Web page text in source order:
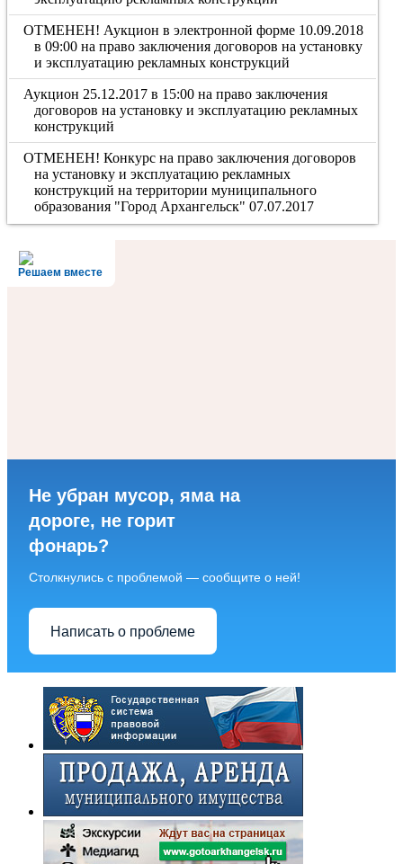
ОТМЕНЕН! Аукцион в электронной форме 10.09.2018
в 09:00 на право заключения договоров на установку
и эксплуатацию рекламных конструкций
Аукцион 25.12.2017 в 15:00 на право заключения
договоров на установку и эксплуатацию рекламных
конструкций
ОТМЕНЕН! Конкурс на право заключения договоров
на установку и эксплуатацию рекламных
конструкций на территории муниципального
образования "Город Архангельск" 07.07.2017
Решаем вместе
Не убран мусор, яма на
дороге, не горит
фонарь?
Столкнулись с проблемой — сообщите о ней!
Написать о проблеме